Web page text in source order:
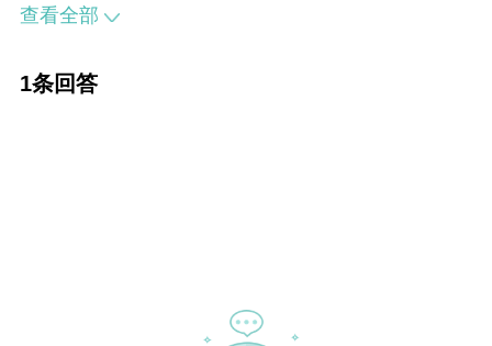
是切开双眼皮，次此手术，可以充分解决皮肤
久性比较强。第二种是埋线或者韩式三点双眼
查看全部
1条回答